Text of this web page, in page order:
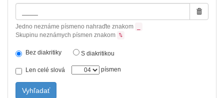
Jedno neznáme písmeno nahraďte znakom
Skupinu neznámych písmen znakom %
Bez diakritiky S diakritikou
Len celé slová písmen
Vyhľadať